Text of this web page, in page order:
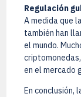
Regulación
A medida que
también han
el mundo.
en el mercado
En conclusión,